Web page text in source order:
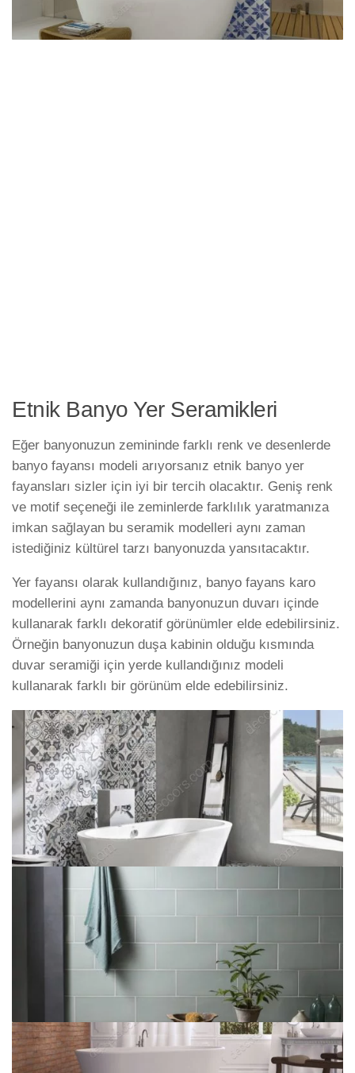
Etnik Banyo Yer Seramikleri
Eğer banyonuzun zemininde farklı renk ve desenlerde
banyo fayansı modeli arıyorsanız etnik banyo yer
fayansları sizler için iyi bir tercih olacaktır. Geniş renk
ve motif seçeneği ile zeminlerde farklılık yaratmanıza
imkan sağlayan bu seramik modelleri aynı zaman
istediğiniz kültürel tarzı banyonuzda yansıtacaktır.
Yer fayansı olarak kullandığınız, banyo fayans karo
modellerini aynı zamanda banyonuzun duvarı içinde
kullanarak farklı dekoratif görünümler elde edebilirsiniz.
Örneğin banyonuzun duşa kabinin olduğu kısmında
duvar seramiği için yerde kullandığınız modeli
kullanarak farklı bir görünüm elde edebilirsiniz.